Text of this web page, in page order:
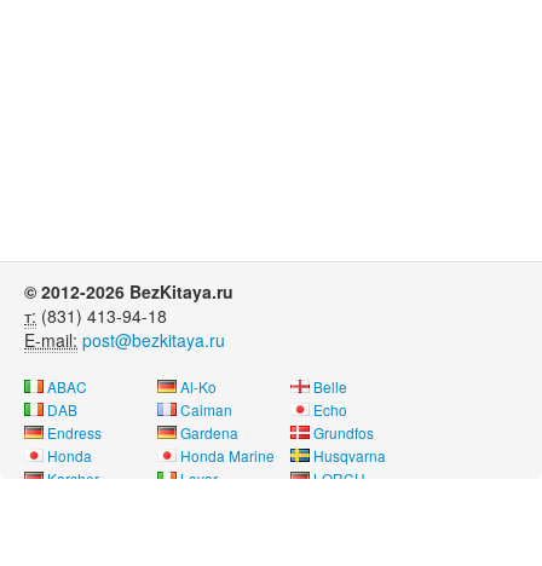
© 2012-2026 BezKitaya.ru
т: (831) 413-94-18
E-mail: post@bezkitaya.ru
ABAC Al-Ko
Belle
DAB
Caiman
Echo
Endress
Gardena
Grundfos
Honda
Honda Marine
Husqvarna
Karcher
Lavor
LORCH